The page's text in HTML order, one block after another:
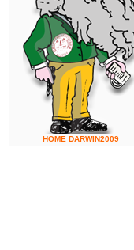
HOME DARWIN2009